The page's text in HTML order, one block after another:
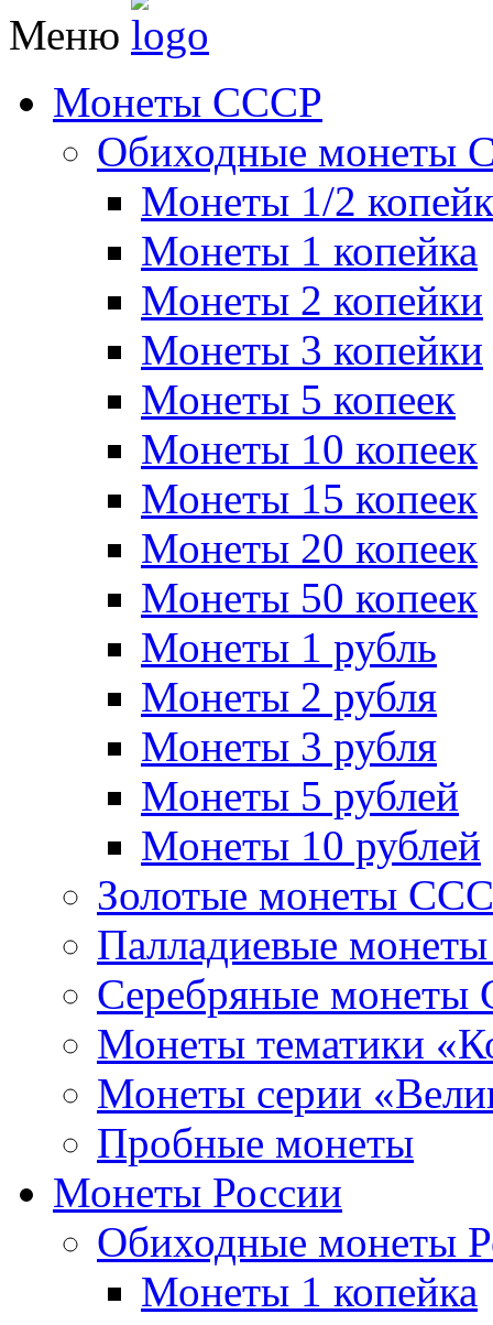
Меню
Монеты СССР
Обиходные монеты
Монеты 1/2
Монеты 1 копейка
Монеты 2 копейки
Монеты 3 копейки
Монеты 5 копеек
Монеты 10 копеек
Монеты 15 копеек
Монеты 20 копеек
Монеты 50 копеек
Монеты 1 рубль
Монеты 2 рубля
Монеты 3 рубля
Монеты 5 рублей
Монеты 10 рублей
Золотые монеты
Палладиевые
Серебряные монеты
Монеты тематики
Монеты серии
Пробные монеты
Монеты России
Обиходные монеты
Монеты 1 копейка